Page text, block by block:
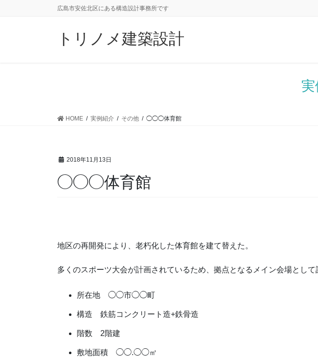
広島市安佐北区にある構造設計事務所です
トリノメ建築設計
HOME 実例紹介 その他 ◯◯◯体育館
2018年11月13日
◯◯◯体育館
地区の再開発により、老朽化した体育館を建て替えた。
多くのスポーツ大会が計画されているため、拠点となるメイン会場として
所在地 ◯◯市◯◯町
構造 鉄筋コンクリート造+鉄骨造
階数 2階建
敷地面積 ◯◯.◯◯㎡